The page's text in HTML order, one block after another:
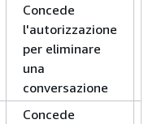
Concede
l'autorizzazione
per eliminare
una
conversazione
Concede